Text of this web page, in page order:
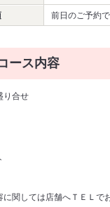
前日のご予約
ース内容
り合せ
関しては店舗へＴＥＬで